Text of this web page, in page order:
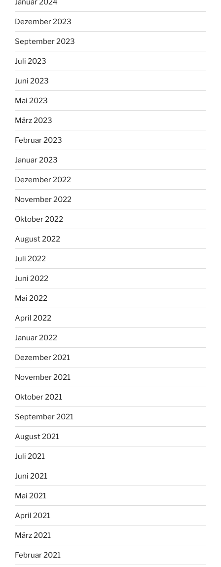
Dezember 2023
September 2023
Juli 2023
Juni 2023
Mai 2023
März 2023
Februar 2023
Januar 2023
Dezember 2022
November 2022
Oktober 2022
August 2022
Juli 2022
Juni 2022
Mai 2022
April 2022
Januar 2022
Dezember 2021
November 2021
Oktober 2021
September 2021
August 2021
Juli 2021
Juni 2021
Mai 2021
April 2021
März 2021
Februar 2021